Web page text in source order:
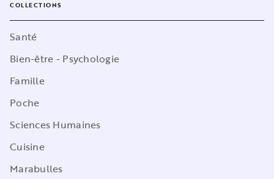
COLLECTIONS
Santé
Bien-être - Psychologie
Famille
Poche
Sciences Humaines
Cuisine
Marabulles